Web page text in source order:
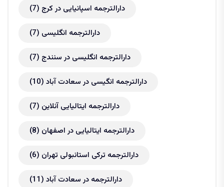
دارالترجمه اسپانیایی در کرج (7)
دارالترجمه انگلیسی (7)
دارالترجمه انگلیسی در سنندج (7)
دارالترجمه انگیسی در سعادت آباد (10)
دارالترجمه ایتالیایی آنلاین (7)
دارالترجمه ایتالیایی در اصفهان (8)
دارالترجمه ترکی استانبولی تهران (6)
دارالترجمه در سعادت آباد (11)